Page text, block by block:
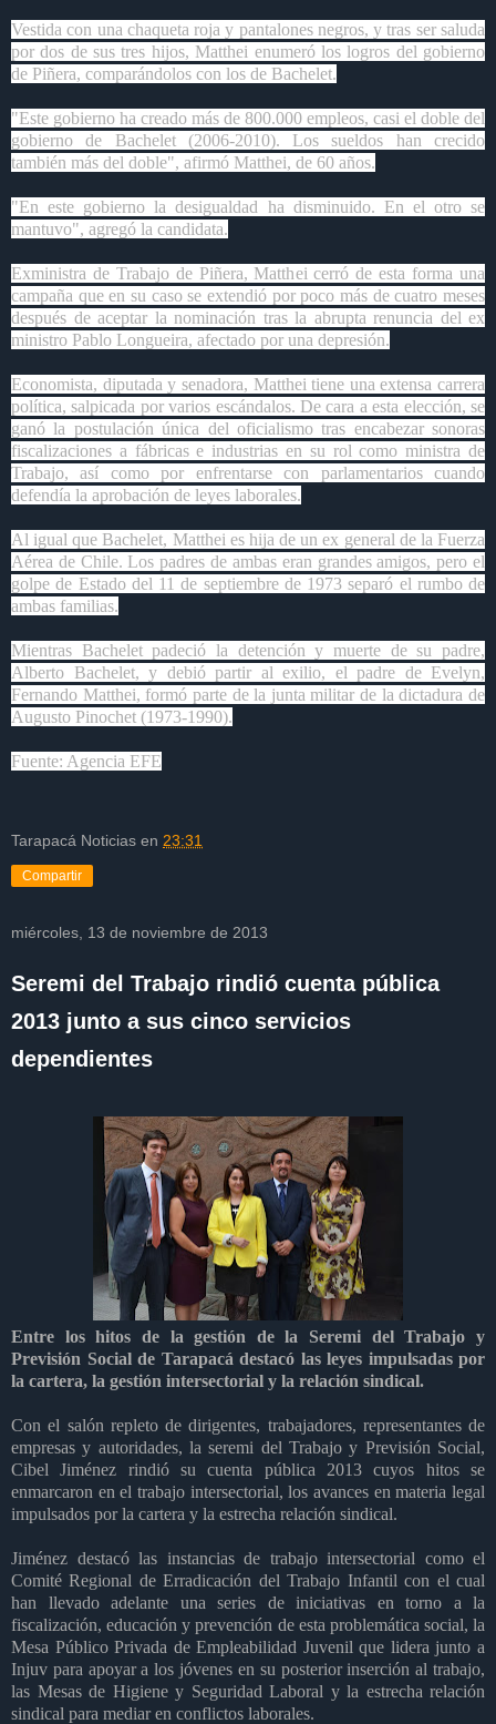
Vestida con una chaqueta roja y pantalones negros, y tras ser saluda
por dos de sus tres hijos, Matthei enumeró los logros del gobierno
de Piñera, comparándolos con los de Bachelet.
"Este gobierno ha creado más de 800.000 empleos, casi el doble del
gobierno de Bachelet (2006-2010). Los sueldos han crecido
también más del doble", afirmó Matthei, de 60 años.
"En este gobierno la desigualdad ha disminuido. En el otro se
mantuvo", agregó la candidata.
Exministra de Trabajo de Piñera, Matthei cerró de esta forma una
campaña que en su caso se extendió por poco más de cuatro meses
después de aceptar la nominación tras la abrupta renuncia del ex
ministro Pablo Longueira, afectado por una depresión.
Economista, diputada y senadora, Matthei tiene una extensa carrera
política, salpicada por varios escándalos. De cara a esta elección, se
ganó la postulación única del oficialismo tras encabezar sonoras
fiscalizaciones a fábricas e industrias en su rol como ministra de
Trabajo, así como por enfrentarse con parlamentarios cuando
defendía la aprobación de leyes laborales.
Al igual que Bachelet, Matthei es hija de un ex general de la Fuerza
Aérea de Chile. Los padres de ambas eran grandes amigos, pero el
golpe de Estado del 11 de septiembre de 1973 separó el rumbo de
ambas familias.
Mientras Bachelet padeció la detención y muerte de su padre,
Alberto Bachelet, y debió partir al exilio, el padre de Evelyn,
Fernando Matthei, formó parte de la junta militar de la dictadura de
Augusto Pinochet (1973-1990).
Fuente: Agencia EFE
Tarapacá Noticias en 23:31
Compartir
miércoles, 13 de noviembre de 2013
Seremi del Trabajo rindió cuenta pública
2013 junto a sus cinco servicios
dependientes
Entre los hitos de la gestión de la Seremi del Trabajo y
Previsión Social de Tarapacá destacó las leyes impulsadas por
la cartera, la gestión intersectorial y la relación sindical.
Con el salón repleto de dirigentes, trabajadores, representantes de
empresas y autoridades, la seremi del Trabajo y Previsión Social,
Cibel Jiménez rindió su cuenta pública 2013 cuyos hitos se
enmarcaron en el trabajo intersectorial, los avances en materia legal
impulsados por la cartera y la estrecha relación sindical.
Jiménez destacó las instancias de trabajo intersectorial como el
Comité Regional de Erradicación del Trabajo Infantil con el cual
han llevado adelante una series de iniciativas en torno a la
fiscalización, educación y prevención de esta problemática social, la
Mesa Público Privada de Empleabilidad Juvenil que lidera junto a
Injuv para apoyar a los jóvenes en su posterior inserción al trabajo,
las Mesas de Higiene y Seguridad Laboral y la estrecha relación
sindical para mediar en conflictos laborales.